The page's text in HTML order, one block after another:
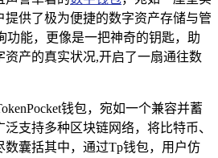
供了极为便捷的数字资产存储与管
功能，更像是一把神奇的钥匙，助
资产的真实状况,开启了一扇通往数
钱包，宛如一个兼容并蓄
支持多种区块链网络，将比特币、
数囊括其中，通过Tp钱包，用户仿